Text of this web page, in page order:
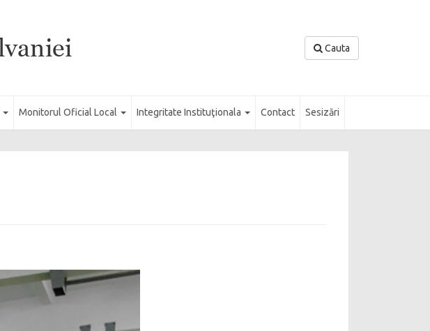
Cauta
Monitorul Oficial Local Integritate Instituţionala Contact Sesizări